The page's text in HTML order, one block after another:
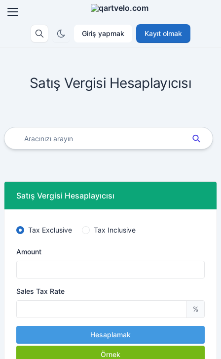
Giriş yapmak Kayıt olmak
Satış Vergisi Hesaplayıcısı
Satış Vergisi Hesaplayıcısı
Tax Exclusive Tax Inclusive
Amount
Sales Tax Rate
%
Hesaplamak
Örnek